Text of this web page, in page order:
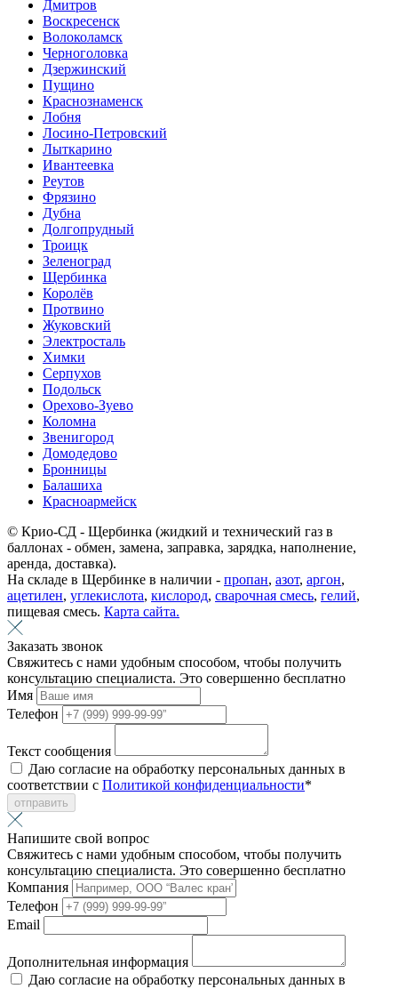
Дмитров
Воскресенск
Волоколамск
Черноголовка
Дзержинский
Пущино
Краснознаменск
Лобня
Лосино-Петровский
Лыткарино
Ивантеевка
Реутов
Фрязино
Дубна
Долгопрудный
Троицк
Зеленоград
Щербинка
Королёв
Протвино
Жуковский
Электросталь
Химки
Серпухов
Подольск
Орехово-Зуево
Коломна
Звенигород
Домодедово
Бронницы
Балашиха
Красноармейск
© Крио-СД - Щербинка (жидкий и технический газ в
баллонах - обмен, замена, заправка, зарядка, наполнение,
аренда, доставка).
На складе в Щербинке в наличии - пропан, азот, аргон,
ацетилен, углекислота, кислород, сварочная смесь, гелий,
пищевая смесь. Карта сайта.
Заказать звонок
Свяжитесь с нами удобным способом, чтобы получить
консультацию специалиста. Это совершенно бесплатно
Имя
Телефон
Текст сообщения
Даю согласие на обработку персональных данных в
соответствии с Политикой конфиденциальности*
отправить
Напишите свой вопрос
Свяжитесь с нами удобным способом, чтобы получить
консультацию специалиста. Это совершенно бесплатно
Компания
Телефон
Email
Дополнительная информация
Даю согласие на обработку персональных данных в